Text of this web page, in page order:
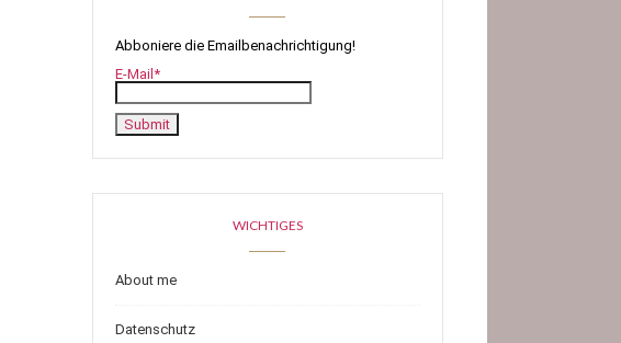
Abboniere die Emailbenachrichtigung!
E-Mail*
WICHTIGES
About me
Datenschutz